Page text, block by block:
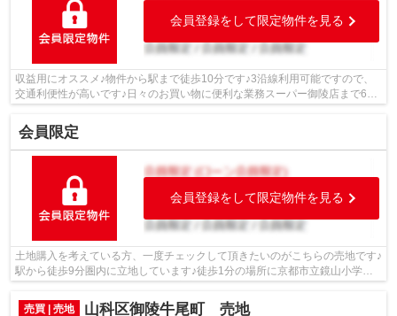
会員登録をして限定物件を見る
収益用にオススメ♪物件から駅まで徒歩10分です♪3沿線利用可能ですので、
交通利便性が高いです♪日々のお買い物に便利な業務スーパー御陵店まで637
会員限定
会員登録をして限定物件を見る
土地購入を考えている方、一度チェックして頂きたいのがこちらの売地です♪
駅から徒歩9分圏内に立地しています♪徒歩1分の場所に京都市立鏡山小学校
売買 | 売地
山科区御陵牛尾町 売地